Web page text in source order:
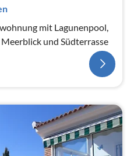
mit Lagunenpool,
und Südterrasse